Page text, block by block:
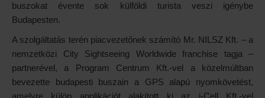
buszokat évente sok külföldi turista veszi igénybe
Budapesten.
A szolgáltatás terén piacvezetőnek számító Mr. NILSZ Kft. – a
nemzetközi City Sightseeing Worldwide franchise tagja –
partnerével, a Program Centrum Kft.-vel a közelmúltban
bevezette budapesti buszain a GPS alapú nyomkövetést,
amelyre külön applikációt alakított ki az i-Cell Kft.-vel